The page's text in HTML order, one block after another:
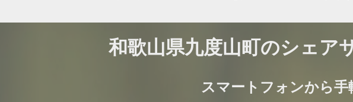
和歌山県九度山町のシェア
スマートフォンから手